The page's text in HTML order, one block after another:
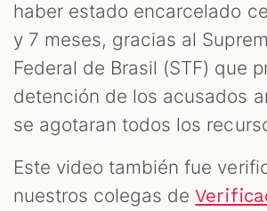
haber estado encarcelado
y 7 meses, gracias al
Federal de Brasil (STF) que
detención de los acusados
se agotaran todos los
Este video también fue
nuestros colegas de